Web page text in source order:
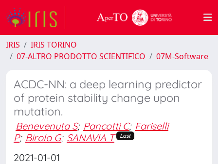
IRIS
IRIS TORINO
07-ALTRO PRODOTTO SCIENTIFICO
07M-Software
ACDC-NN: a deep learning predictor
of protein stability change upon
mutation.
Benevenuta S; Pancotti C; Fariselli
P; Birolo G; SANAVIA T Last
2021-01-01